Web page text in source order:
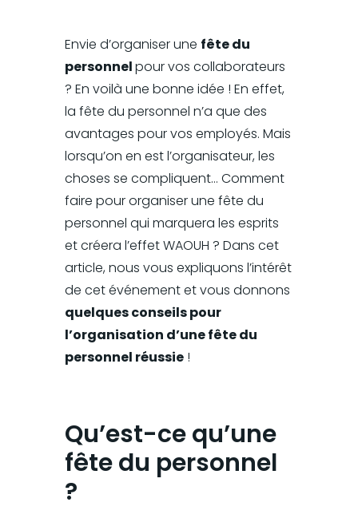
Envie d’organiser une fête du
personnelpour vos collaborateurs
? En voilà une bonne idée ! En effet,
la fête du personnel n’a que des
avantages pour vos employés. Mais
lorsqu’on en est l’organisateur, les
choses se compliquent… Comment
faire pour organiser une fête du
personnel qui marquera les esprits
et créera l’effet WAOUH ? Dans cet
article, nous vous expliquons l’intérêt
de cet événement et vous donnons
quelques conseils pour
l’organisation d’une fête du
personnel réussie!
Qu’est-ce qu’une
fête du personnel
?